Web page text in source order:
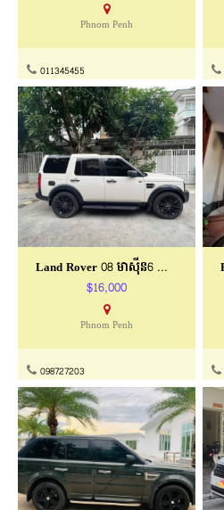
Phnom Penh
011345455
Land Rover 08 មាសុីន6 មាស៊ូត
$16,000
Phnom Penh
098727203